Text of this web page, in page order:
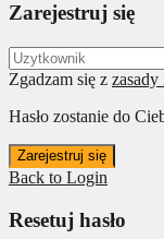
Zarejestruj się
Zgadzam się z
Hasło zostanie do
Zarejestruj się
Back to Login
Resetuj hasło